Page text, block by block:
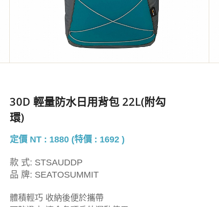
30D 輕量防水日用背包 22L(附勾
環)
定價 NT : 1880 (特價 : 1692 )
款 式: STSAUDDP
品 牌: SEATOSUMMIT
體積輕巧 收納後便於攜帶